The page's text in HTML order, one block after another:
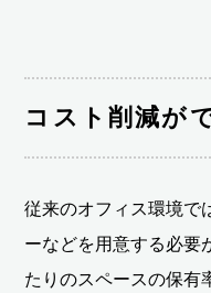
コスト削減が
従来のオフィス環境で
ーなどを用意する必要
たりのスペースの保有